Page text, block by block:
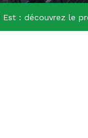
: découvrez le